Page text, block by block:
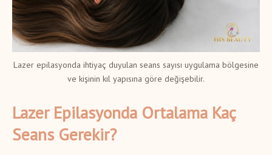
Lazer epilasyonda ihtiyaç duyulan seans sayısı uygulama bölgesine
ve kişinin kıl yapısına göre değişebilir.
Lazer Epilasyonda Ortalama Kaç
Seans Gerekir?